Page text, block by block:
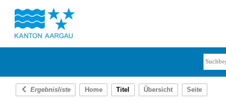
Ergebnisliste Home Titel Übersicht Seite